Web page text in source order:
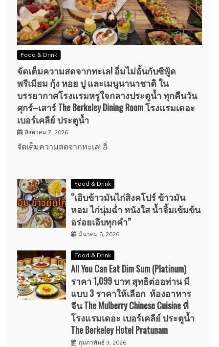
Food & Drink
จัดเต็มความสดจากทะเล! อิ่มไม่อั้นกับซีฟู้ด
พรีเมียม กุ้ง หอย ปู และเมนูนานาชาติ ใน
บรรยากาศโรงแรมหรูใจกลางประตูน้ำ ทุกคืนวัน
ศุกร์–เสาร์ The Berkeley Dining Room โรงแรมเดอะ
เบอร์เคลีย์ ประตูน้ำ
สิงหาคม 7, 2026
จัดเต็มความสดจากทะเล! อิ่
Food & Drink
“เอิบข้าวมันไก่สิงคโปร์ ข้าวมัน
หอม ไก่นุ่มฉ่ำ หนังใส น้ำจิ้มเข้มข้น
อร่อยเอิบทุกคำ”
มีนาคม 5, 2026
Food & Drink
All You Can Eat Dim Sum (Platinum)
ราคา 1,099 บาท สุทธิต่ออท่าน มี
แบบ 3 ราคาให้เลือก ห้องอาหาร
จีน The Mulberry Chinese Cuisine ที่
โรงแรมเดอะ เบอร์เคลีย์ ประตูน้ำ
The Berkeley Hotel Pratunam
กุมภาพันธ์ 3, 2026